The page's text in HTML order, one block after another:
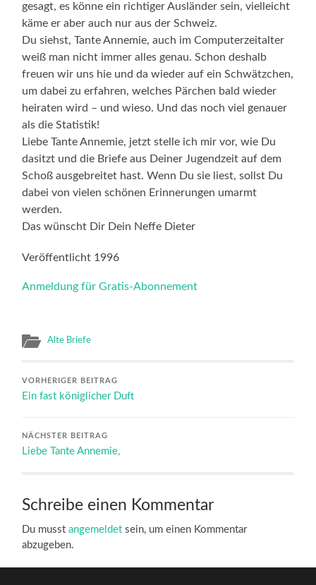
gesagt, es könne ein richtiger Ausländer sein, vielleicht
käme er aber auch nur aus der Schweiz.
Du siehst, Tante Annemie, auch im Computerzeitalter
weiß man nicht immer alles genau. Schon deshalb
freuen wir uns hie und da wieder auf ein Schwätzchen,
um dabei zu erfahren, welches Pärchen bald wieder
heiraten wird – und wieso. Und das noch viel genauer
als die Statistik!
Liebe Tante Annemie, jetzt stelle ich mir vor, wie Du
dasitzt und die Briefe aus Deiner Jugendzeit auf dem
Schoß ausgebreitet hast. Wenn Du sie liest, sollst Du
dabei von vielen schönen Erinnerungen umarmt
werden.
Das wünscht Dir Dein Neffe Dieter
Veröffentlicht 1996
Anmeldung für Gratis-Abonnement
Alte Briefe
VORHERIGER BEITRAG
Ein fast königlicher Duft
NÄCHSTER BEITRAG
Liebe Tante Annemie,
Schreibe einen Kommentar
Du musstangemeldet sein, um einen Kommentar
abzugeben.